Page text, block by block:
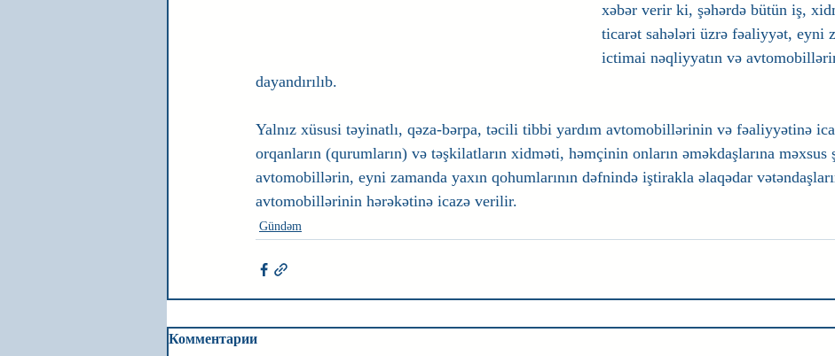
xəbər verir ki, şəhərdə bütün iş,
ticarət sahələri üzrə fəaliyyət, eyni
ictimai nəqliyyatın və
dayandırılıb.
Yalnız xüsusi təyinatlı, qəza-bərpa, təcili tibbi yardım avtomobillərinin və fəaliyyətinə
orqanların (qurumların) və təşkilatların xidməti, həmçinin onların əməkdaşlarına məxsus
avtomobillərin, eyni zamanda yaxın qohumlarının dəfnində iştirakla əlaqədar
avtomobillərinin hərəkətinə icazə verilir.
Gündəm
Комментарии